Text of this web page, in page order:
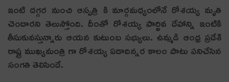
ఇంటి దగ్గర నుంచి ఆస్పత్రి కి మార్గమధ్యంలోనే రోశయ్య మృతి
చెందార‌ని తెలుస్తోంది. దీంతో రోశయ్య పార్థివ దేహాన్ని ఇంటికి
తీసుకువస్తున్నారు ఆయ‌న కుటుంబ సభ్యులు. ఉమ్మ‌డి ఆంధ్ర ప్ర‌దేశ్
రాష్ట్ర ముఖ్య‌మంత్రి గా రోశ‌య్య ఏడాదిన్న‌ర కాలం పాటు ప‌నిచేసిన
సంగ‌తి తెలిసిందే.